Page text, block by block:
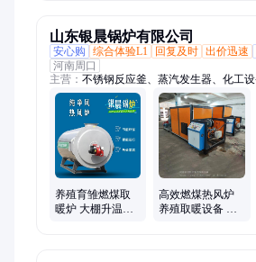
山东银晨锅炉有限公司
安心购
综合体验L1 回复及时 出价迅速
河南周口
主营： 不锈钢反应釜、蒸汽发生器、化工
式换热器、管壳式换热器、不锈钢储罐
养殖育雏燃煤取
暖炉 大棚升温炉
高效燃煤热风炉
养殖取暖设备 定